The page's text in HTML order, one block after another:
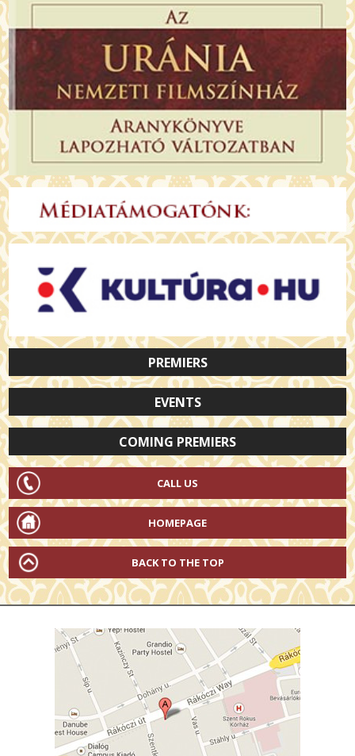
PREMIERS
EVENTS
COMING PREMIERS
CALL US
HOMEPAGE
BACK TO THE TOP